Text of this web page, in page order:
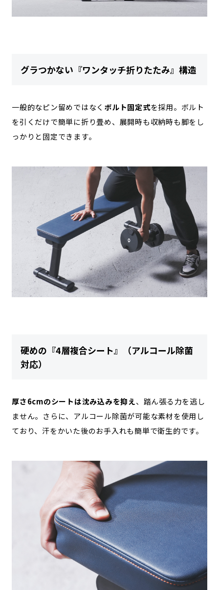
グラつかない『ワンタッチ折りたたみ』構造
一般的なピン留めではなく ボルト固定式を採用。ボルト
を引くだけで簡単に折り畳め、展開時も収納時も脚をし
っかりと固定できます。
硬めの『4層複合シート』（アルコール除菌
対応）
厚さ6cmのシートは沈み込みを抑え、踏ん張る力を逃し
ません。さらに、アルコール除菌が可能な素材を使用し
ており、汗をかいた後のお手入れも簡単で衛生的です。